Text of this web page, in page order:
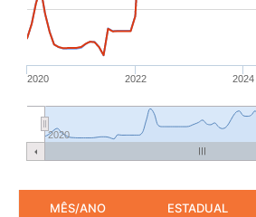
2020 2022 2024
2020
MÊS/ANO ESTADUAL